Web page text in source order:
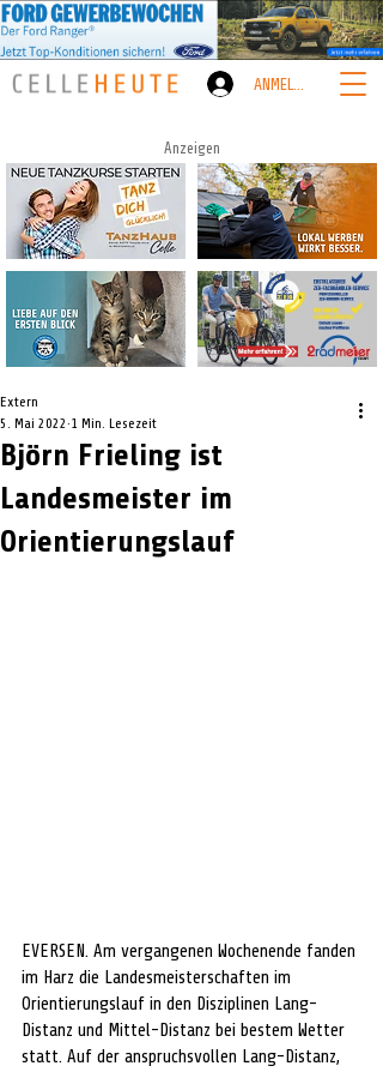
ANMELDEN
Anzeigen
Björn Frieling ist
Landesmeister im
Orientierungslauf
Extern
5. Mai 2022 1 Min. Lesezeit
EVERSEN. Am vergangenen Wochenende fanden
im Harz die Landesmeisterschaften im
Orientierungslauf in den Disziplinen Lang-
Distanz und Mittel-Distanz bei bestem Wetter
statt. Auf der anspruchsvollen Lang-Distanz,